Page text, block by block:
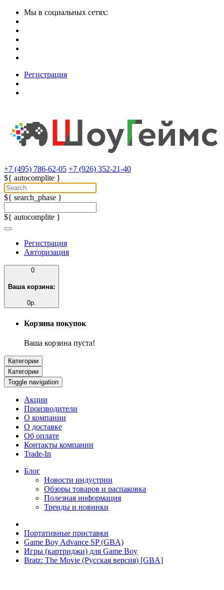
Мы в социальных сетях:
Регистрация
+7 (495) 786-62-05 +7 (926) 352-21-40
${ autocomplite }
${ search_phase }
${ autocomplite }
Регистрация
Авторизация
0
Ваша корзина:
0р.
Корзина покупок
Ваша корзина пуста!
Категории
Категории
Toggle navigation
Акции
Производители
О компании
О доставке
Об оплате
Контакты компании
Trade-In
Блог
Новости индустрии
Обзоры товаров и распаковка
Полезная информация
Тренды и новинки
Портативные приставки
Game Boy Advance SP (GBA)
Игры (картриджи) для Game Boy
Bratz: The Movie (Русская версия) [GBA]